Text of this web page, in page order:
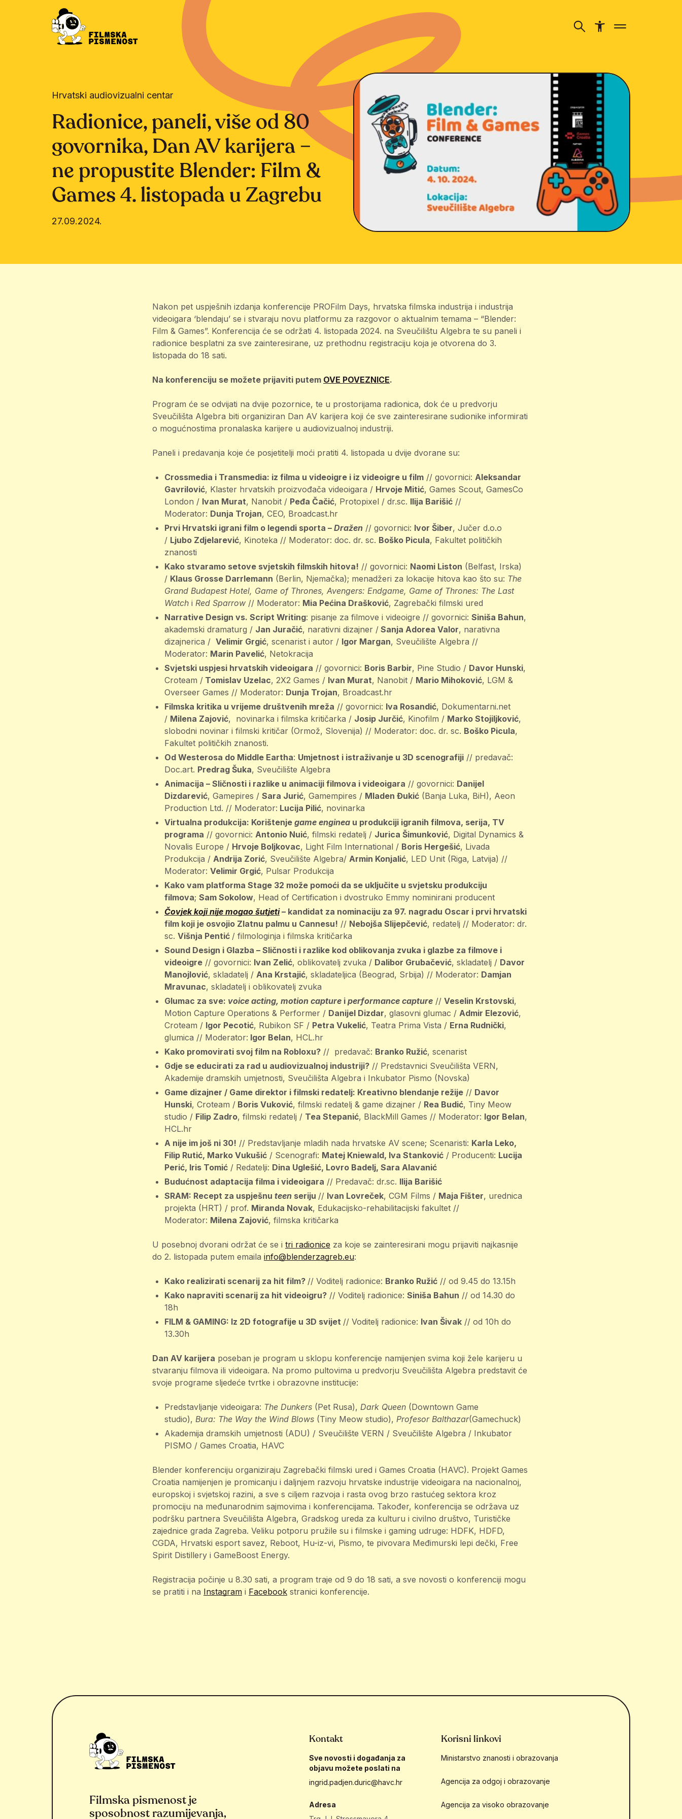
Hrvatski audiovizualni centar
Radionice, paneli, više od 80
govornika, Dan AV karijera –
ne propustite Blender: Film &
Games 4. listopada u Zagrebu
27.09.2024.
Nakon pet uspješnih izdanja konferencije PROFilm Days, hrvatska filmska industrija i industrija
videoigara ‘blendaju’ se i stvaraju novu platformu za razgovor o aktualnim temama – “Blender:
Film & Games”. Konferencija će se održati 4. listopada 2024. na Sveučilištu Algebra te su paneli i
radionice besplatni za sve zainteresirane, uz prethodnu registraciju koja je otvorena do 3.
listopada do 18 sati.
Na konferenciju se možete prijaviti putem OVE POVEZNICE.
Program će se odvijati na dvije pozornice, te u prostorijama radionica, dok će u predvorju
Sveučilišta Algebra biti organiziran Dan AV karijera koji će sve zainteresirane sudionike informirati
o mogućnostima pronalaska karijere u audiovizualnoj industriji.
Paneli i predavanja koje će posjetitelji moći pratiti 4. listopada u dvije dvorane su:
Crossmedia i Transmedia: iz filma u videoigre i iz videoigre u film // govornici: Aleksandar
Gavrilović, Klaster hrvatskih proizvođača videoigara / Hrvoje Mitić, Games Scout, GamesCo
London / Ivan Murat, Nanobit / Peđa Čačić, Protopixel / dr.sc. Ilija Barišić //
Moderator: Dunja Trojan, CEO, Broadcast.hr
Prvi Hrvatski igrani film o legendi sporta – Dražen // govornici: Ivor Šiber, Jučer d.o.o
/ Ljubo Zdjelarević, Kinoteka // Moderator: doc. dr. sc. Boško Picula, Fakultet političkih
znanosti
Kako stvaramo setove svjetskih filmskih hitova! // govornici: Naomi Liston (Belfast, Irska)
/ Klaus Grosse Darrlemann (Berlin, Njemačka); menadžeri za lokacije hitova kao što su: The
Grand Budapest Hotel, Game of Thrones, Avengers: Endgame, Game of Thrones: The Last
Watch i Red Sparrow // Moderator: Mia Pećina Drašković, Zagrebački filmski ured
Narrative Design vs. Script Writing: pisanje za filmove i videoigre // govornici: Siniša Bahun,
akademski dramaturg / Jan Juračić, narativni dizajner / Sanja Adorea Valor, narativna
dizajnerica / Velimir Grgić, scenarist i autor / Igor Margan, Sveučilište Algebra //
Moderator: Marin Pavelić, Netokracija
Svjetski uspjesi hrvatskih videoigara // govornici: Boris Barbir, Pine Studio / Davor Hunski,
Croteam / Tomislav Uzelac, 2X2 Games / Ivan Murat, Nanobit / Mario Mihoković, LGM &
Overseer Games // Moderator: Dunja Trojan, Broadcast.hr
Filmska kritika u vrijeme društvenih mreža // govornici: Iva Rosandić, Dokumentarni.net
/ Milena Zajović, novinarka i filmska kritičarka / Josip Jurčić, Kinofilm / Marko Stojiljković,
slobodni novinar i filmski kritičar (Ormož, Slovenija) // Moderator: doc. dr. sc. Boško Picula,
Fakultet političkih znanosti.
Od Westerosa do Middle Eartha: Umjetnost i istraživanje u 3D scenografiji // predavač:
Doc.art. Predrag Šuka, Sveučilište Algebra
Animacija – Sličnosti i razlike u animaciji filmova i videoigara // govornici: Danijel
Dizdarević, Gamepires / Sara Jurić, Gamempires / Mladen Đukić (Banja Luka, BiH), Aeon
Production Ltd. // Moderator: Lucija Pilić, novinarka
Virtualna produkcija: Korištenje game enginea u produkciji igranih filmova, serija, TV
programa // govornici: Antonio Nuić, filmski redatelj / Jurica Šimunković, Digital Dynamics &
Novalis Europe / Hrvoje Boljkovac, Light Film International / Boris Hergešić, Livada
Produkcija / Andrija Zorić, Sveučilište Algebra/ Armin Konjalić, LED Unit (Riga, Latvija) //
Moderator: Velimir Grgić, Pulsar Produkcija
Kako vam platforma Stage 32 može pomoći da se uključite u svjetsku produkciju
filmova; Sam Sokolow, Head of Certification i dvostruko Emmy nominirani producent
Čovjek koji nije mogao šutjeti– kandidat za nominaciju za 97. nagradu Oscar i prvi hrvatski
film koji je osvojio Zlatnu palmu u Cannesu! // Nebojša Slijepčević, redatelj // Moderator: dr.
sc. Višnja Pentić / filmologinja i filmska kritičarka
Sound Design i Glazba – Sličnosti i razlike kod oblikovanja zvuka i glazbe za filmove i
videoigre // govornici: Ivan Zelić, oblikovatelj zvuka / Dalibor Grubačević, skladatelj / Davor
Manojlović, skladatelj / Ana Krstajić, skladateljica (Beograd, Srbija) // Moderator: Damjan
Mravunac, skladatelj i oblikovatelj zvuka
Glumac za sve: voice acting, motion capture i performance capture // Veselin Krstovski,
Motion Capture Operations & Performer / Danijel Dizdar, glasovni glumac / Admir Elezović,
Croteam / Igor Pecotić, Rubikon SF / Petra Vukelić, Teatra Prima Vista / Erna Rudnički,
glumica // Moderator: Igor Belan, HCL.hr
Kako promovirati svoj film na Robloxu? // predavač: Branko Ružić, scenarist
Gdje se educirati za rad u audiovizualnoj industriji? // Predstavnici Sveučilišta VERN,
Akademije dramskih umjetnosti, Sveučilišta Algebra i Inkubator Pismo (Novska)
Game dizajner / Game direktor i filmski redatelj: Kreativno blendanje režije // Davor
Hunski, Croteam / Boris Vuković, filmski redatelj & game dizajner / Rea Budić, Tiny Meow
studio / Filip Zadro, filmski redatelj / Tea Stepanić, BlackMill Games // Moderator: Igor Belan,
HCL.hr
A nije im još ni 30! // Predstavljanje mladih nada hrvatske AV scene; Scenaristi: Karla Leko,
Filip Rutić, Marko Vukušić / Scenografi: Matej Kniewald, Iva Stanković / Producenti: Lucija
Perić, Iris Tomić / Redatelji: Dina Uglešić, Lovro Badelj, Sara Alavanić
Budućnost adaptacija filma i videoigara // Predavač: dr.sc. Ilija Barišić
SRAM: Recept za uspješnu teen seriju // Ivan Lovreček, CGM Films / Maja Fišter, urednica
projekta (HRT) / prof. Miranda Novak, Edukacijsko-rehabilitacijski fakultet //
Moderator: Milena Zajović, filmska kritičarka
U posebnoj dvorani održat će se i tri radionice za koje se zainteresirani mogu prijaviti najkasnije
do 2. listopada putem emaila info@blenderzagreb.eu:
Kako realizirati scenarij za hit film? // Voditelj radionice: Branko Ružić // od 9.45 do 13.15h
Kako napraviti scenarij za hit videoigru? // Voditelj radionice: Siniša Bahun // od 14.30 do
18h
FILM & GAMING: Iz 2D fotografije u 3D svijet // Voditelj radionice: Ivan Šivak // od 10h do
13.30h
Dan AV karijera poseban je program u sklopu konferencije namijenjen svima koji žele karijeru u
stvaranju filmova ili videoigara. Na promo pultovima u predvorju Sveučilišta Algebra predstavit će
svoje programe sljedeće tvrtke i obrazovne institucije:
Predstavljanje videoigara: The Dunkers (Pet Rusa), Dark Queen (Downtown Game
studio), Bura: The Way the Wind Blows (Tiny Meow studio), Profesor Balthazar(Gamechuck)
Akademija dramskih umjetnosti (ADU) / Sveučilište VERN / Sveučilište Algebra / Inkubator
PISMO / Games Croatia, HAVC
Blender konferenciju organiziraju Zagrebački filmski ured i Games Croatia (HAVC). Projekt Games
Croatia namijenjen je promicanju i daljnjem razvoju hrvatske industrije videoigara na nacionalnoj,
europskoj i svjetskoj razini, a sve s ciljem razvoja i rasta ovog brzo rastućeg sektora kroz
promociju na međunarodnim sajmovima i konferencijama. Također, konferencija se održava uz
podršku partnera Sveučilišta Algebra, Gradskog ureda za kulturu i civilno društvo, Turističke
zajednice grada Zagreba. Veliku potporu pružile su i filmske i gaming udruge: HDFK, HDFD,
CGDA, Hrvatski esport savez, Reboot, Hu-iz-vi, Pismo, te pivovara Međimurski lepi dečki, Free
Spirit Distillery i GameBoost Energy.
Registracija počinje u 8.30 sati, a program traje od 9 do 18 sati, a sve novosti o konferenciji mogu
se pratiti i na Instagram i Facebook stranici konferencije.
Filmska pismenost je
sposobnost razumijevanja,
Kontakt
Sve novosti i događanja za
objavu možete poslati na
ingrid.padjen.duric@havc.hr
Adresa
Korisni linkovi
Ministarstvo znanosti i obrazovanja
Agencija za odgoj i obrazovanje
Agencija za visoko obrazovanje